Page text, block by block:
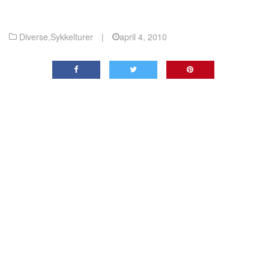
Diverse,Sykkelturer | april 4, 2010